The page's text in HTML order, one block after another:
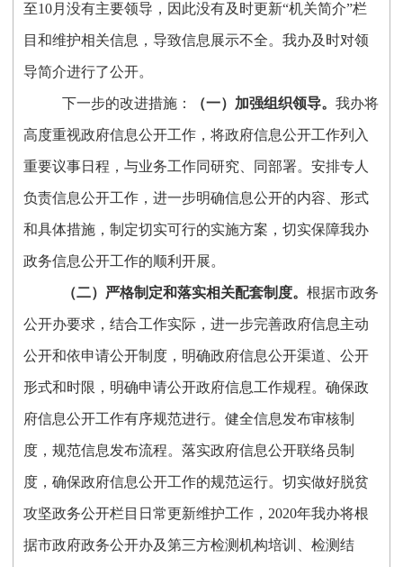
至10月没有主要领导，因此没有及时更新“机关简介”栏
目和维护相关信息，导致信息展示不全。我办及时对领
导简介进行了公开。
下一步的改进措施： （一）加强组织领导。我办将
高度重视政府信息公开工作，将政府信息公开工作列入
重要议事日程，与业务工作同研究、同部署。安排专人
负责信息公开工作，进一步明确信息公开的内容、形式
和具体措施，制定切实可行的实施方案，切实保障我办
政务信息公开工作的顺利开展。
（二）严格制定和落实相关配套制度。根据市政务
公开办要求，结合工作实际，进一步完善政府信息主动
公开和依申请公开制度，明确政府信息公开渠道、公开
形式和时限，明确申请公开政府信息工作规程。确保政
府信息公开工作有序规范进行。健全信息发布审核制
度，规范信息发布流程。落实政府信息公开联络员制
度，确保政府信息公开工作的规范运行。切实做好脱贫
攻坚政务公开栏目日常更新维护工作，2020年我办将根
据市政府政务公开办及第三方检测机构培训、检测结